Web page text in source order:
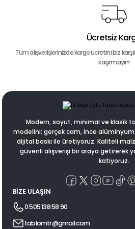
Ücretsiz
Tüm alışverişlerinizde kargo ücretini biz
kaçırmayın!
Modern, soyut, minimal ve klasik
modelini; gerçek cam, ince
dijital baskı ile üretiyoruz. Kaliteli
güvenli alışverişi bir araya getirerek
katıyoruz.
BİZE ULAŞIN
0 505 138 58 90
tablomtr@gmail.com